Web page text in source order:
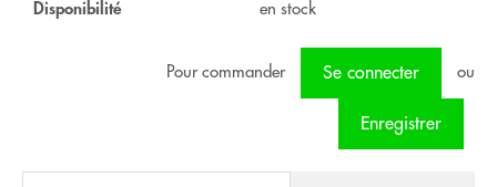
Disponibilité
en stock
Pour commander Se connecter ou
Enregistrer